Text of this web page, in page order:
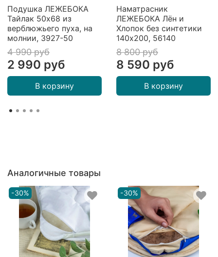
Подушка ЛЕЖЕБОКА
Тайлак 50х68 из
верблюжьего пуха, на
молнии, 3927-50
4 990 руб
2 990 руб
В корзину
Наматрасник
ЛЕЖЕБОКА Лён и
Хлопок без синтетики
140х200, 56140
8 800 руб
8 590 руб
В корзину
Аналогичные товары
-30% -30%